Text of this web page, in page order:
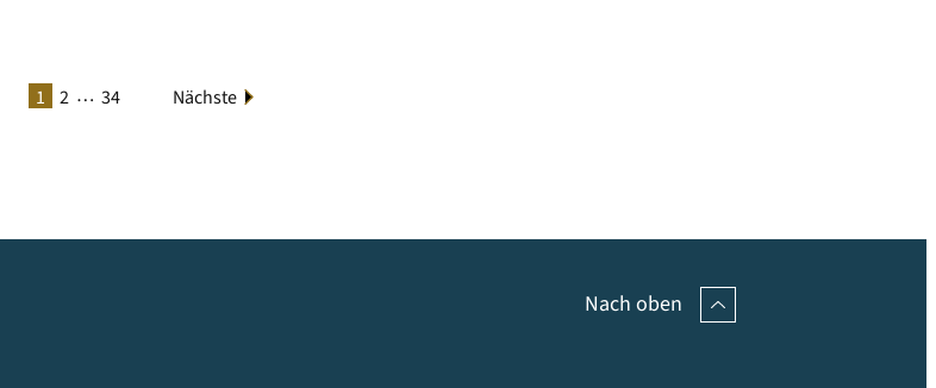
1 2 … 34 Nächste
Nach oben